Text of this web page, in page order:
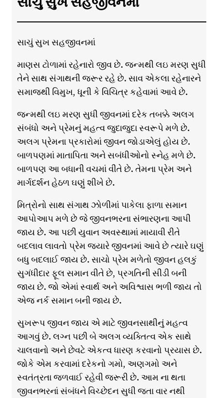
સાચું સુખ સહજીવનમાં
માણસ ટોળામાં રહેનારો જીવ છે. જન્મથી લઇ મરણ સુધી
તેને સાથ સંગાથની જરૂર રહે છે. સાવ એકલા રહેનારને
સમાજથી વિમુખ, ધૂની કે વિચિત્ર કહેવામાં આવે છે.
જન્મથી લઇ મરણ સુધી જીવનમાં દરેક તબક્કે અલગ
સંબંધો અને પ્રેમનું મહત્વ જુદાજુદા સ્વરૂપે મળે છે.
અલગ પ્રેમના પ્રકારોમાં જીવન જોડાએલું હોય છે.
બાળપણમાં માતાપિતા અને સબંધીઓનો સ્નેહ મળે છે.
બાળપણ આ બધાની વચમાં વીતે છે. તેમના પ્રેમ અને
માર્ગદર્શન હેઠળ ઘણું શીખે છે.
મિત્રોનો સાથ સંગાથ ઝોળીમાં પાકેલા ફાળા સમાન
આપોઆપ મળે છે જે જીવનભરના સંભારણના આપી
જાય છે. આ પછી યુવાન અવસ્થામાં માયાવી રીતે
બદલાવ લાવતો પ્રેમ જ્યારે જીવનમાં આવે છે ત્યારે ઘણું
બધુ બદલાઈ જાય છે. સાચો પ્રેમ મળેતો જીવન હલકું
સુગંધીદાર ફૂલ સમાન વીતે છે, પ્રગતિની સીડી બની
જાય છે. જો એમાં સ્વાર્થ અને અવિશ્વાસ ભળી જાય તો
એજ નર્ક સમાન બની જાય છે.
સુખરૂપ જીવન જાય એ માટે જીવનસાથીનું મહત્વ
આગવું છે. લગ્ન પછી બે અલગ વ્યક્તિત્વ એક સાથે
ચાલવાનો અને છેવટે એકત્વ ધારણ કરવાનો પ્રયાસ છે.
જોકે એમ કરવામાં દરેકનો ગમો, અણગમો અને
સ્વતંત્રતા જળવાઈ રહેવી જરૂરી છે. આમ ના થતા
જીવનભરનાં સંબંધને વિચ્છેદન સુધી જતા વાર નથી